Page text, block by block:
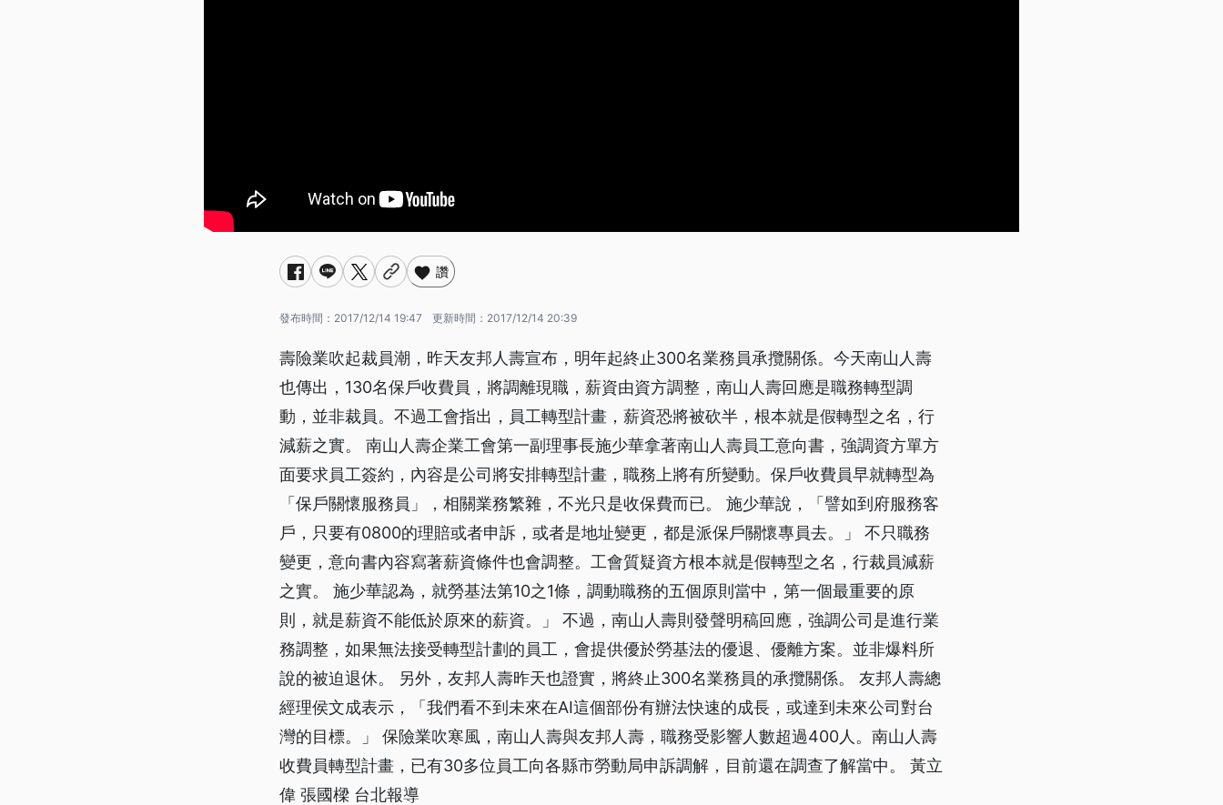
讚
發布時間： 2017/12/14 19:47 更新時間： 2017/12/14 20:39
壽險業吹起裁員潮，昨天友邦人壽宣布，明年起終止300名業務員承攬關係。今天南山人壽
也傳出，130名保戶收費員，將調離現職，薪資由資方調整，南山人壽回應是職務轉型調
動，並非裁員。不過工會指出，員工轉型計畫，薪資恐將被砍半，根本就是假轉型之名，行
減薪之實。 南山人壽企業工會第一副理事長施少華拿著南山人壽員工意向書，強調資方單方
面要求員工簽約，內容是公司將安排轉型計畫，職務上將有所變動。保戶收費員早就轉型為
「保戶關懷服務員」，相關業務繁雜，不光只是收保費而已。 施少華說，「譬如到府服務客
戶，只要有0800的理賠或者申訴，或者是地址變更，都是派保戶關懷專員去。」 不只職務
變更，意向書內容寫著薪資條件也會調整。工會質疑資方根本就是假轉型之名，行裁員減薪
之實。 施少華認為，就勞基法第10之1條，調動職務的五個原則當中，第一個最重要的原
則，就是薪資不能低於原來的薪資。」 不過，南山人壽則發聲明稿回應，強調公司是進行業
務調整，如果無法接受轉型計劃的員工，會提供優於勞基法的優退、優離方案。並非爆料所
說的被迫退休。 另外，友邦人壽昨天也證實，將終止300名業務員的承攬關係。 友邦人壽總
經理侯文成表示，「我們看不到未來在AI這個部份有辦法快速的成長，或達到未來公司對台
灣的目標。」 保險業吹寒風，南山人壽與友邦人壽，職務受影響人數超過400人。南山人壽
收費員轉型計畫，已有30多位員工向各縣市勞動局申訴調解，目前還在調查了解當中。 黃立
偉 張國樑 台北報導